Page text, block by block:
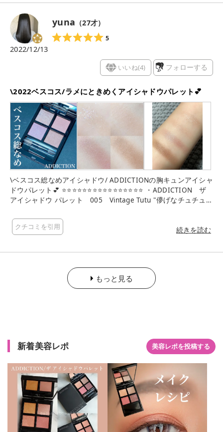
家でもないので素人目線での意見ですが、 おそらく右上のモー
ヴよりのカラーがブルベ肌に馴染んでくれる🥹✨ このカラーが
いい仕事して、ニュートラルな色に近づけてくれるのかなぁと
思います🤔 なので、ブルベさんは右上のカラーを少し多めに使
うと使いやすそうです👍 4色使って仕上げてみても濁らず、温
しょ〜？と諦めてたブルベ(特に夏かな)さん、買って大丈夫で
ぎず絶妙で、ベージュアイシャドウが似合うことが少ない私で
も鏡を何度も見たくなるような美しい仕上がりでした✨✨ 005
番を使った時にも思ったのですが、こちらのアイシャドウの素
晴らしいところはズバリ質感！🤎 ほんのりツヤっとしていて、
ラメも乗せるとうるツヤまぶたになり、若々しく元気に見える
のです💕✨ ラメの可愛さもさすがアディクションです🤲✨ ツヤ
っとピタッと密着します！ 発色も強すぎないけど重ねればしっ
かり色を出せるので失敗も少ないですし、ナチュラルにもハッ
い色があると思います🥰 PRでも何でもないのですが、良すぎて
語りすぎてしまいました😂 他の色も欲しいです…！
yuna （27才）
5
2022/12/13
いいね(4) フォローする
\2022ベスコス/ラメにときめくアイシャドウパレット💕
\ベスコス総なめアイシャドウ/ ADDICTIONの胸キュンアイシャ
ドウパレット💕 ⭐️⭐️⭐️⭐️⭐️⭐️⭐️⭐️⭐️⭐️⭐️⭐️⭐️⭐️⭐️⭐️ ・ADDICTION ザ
アイシャドウ パレット 005 Vintage Tutu "儚げなチュチュを
アイシャドウが発売されましたが、特に下半期といえばこのア
イシャドウがめちゃくちゃ人気出ましたよね✨ アディクション
ンからアイシャドウパレットが11色展開で発売中です。 今回は
う説明なのですが、どれもとても柔らかい発色の仕方で、締め
色という締め色がないかなと思います。 左上はめちゃくちゃ可
愛いラメ、それ以外はツヤッとパール感のある仕上がりです✨
コスアイシャドウです！ ぜひみなさんも試してみてください⭐️
クチコミを引用 続きを読む
もっと見る
新着美容レポ 美容レポを投稿する